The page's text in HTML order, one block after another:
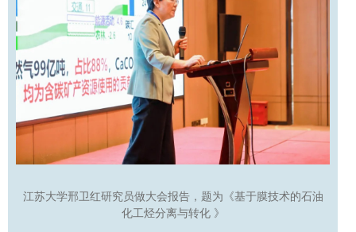
江苏大学邢卫红研究员做大会报告，题为《基于膜技术的石油
化工烃分离与转化 》